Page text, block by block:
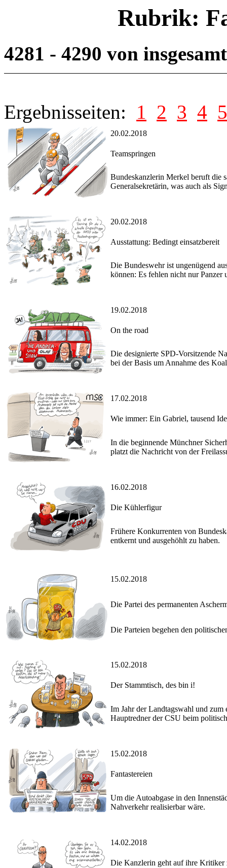
Rubrik:
4281 - 4290 von
Ergebnisseiten: 1 2 3 4 5
20.02.2018
Teamspringen
Bundeskanzlerin Merkel beruft die
Generalsekretärin, was auch als
20.02.2018
Ausstattung: Bedingt einsatzbereit
Die Bundeswehr ist ungenügend
können: Es fehlen nicht nur Panzer
19.02.2018
On the road
Die designierte SPD-Vorsitzende
bei der Basis um Annahme des
17.02.2018
Wie immer: Ein Gabriel, tausend
In die beginnende Münchner
platzt die Nachricht von der
16.02.2018
Die Kühlerfigur
Frühere Konkurrenten von
entkernt und ausgehöhlt zu haben.
15.02.2018
Die Partei des permanenten
Die Parteien begehen den
15.02.2018
Der Stammtisch, des bin i!
Im Jahr der Landtagswahl und zum
Hauptredner der CSU beim
15.02.2018
Fantastereien
Um die Autoabgase in den
Nahverkehr realisierbar wäre.
14.02.2018
Die Kanzlerin geht auf ihre Kritiker